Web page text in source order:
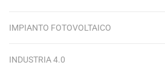
IMPIANTO FOTOVOLTAICO
INDUSTRIA 4.0